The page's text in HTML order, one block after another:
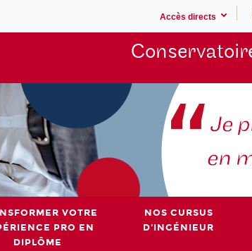
Accès directs
VOTRE
PRO EN
DIPLÔME
NOS CURSUS
D'INGÉNIEUR